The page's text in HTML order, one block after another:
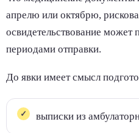
апрелю или октябрю,
освидетельствование
периодами отправки.
До явки имеет смысл
выписки из